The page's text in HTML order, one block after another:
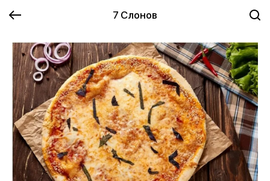
7 Слонов